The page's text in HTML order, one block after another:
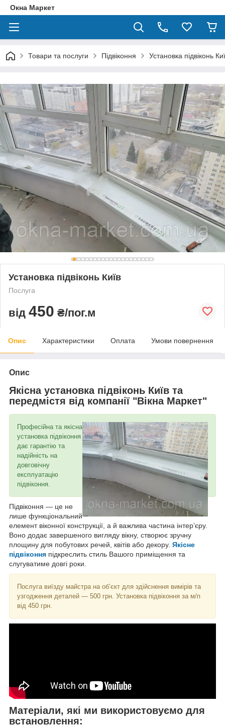
Окна Маркет
Товари та послуги Підвіконня Установка підвіконь
Установка підвіконь Київ
Послуга
від 450 ₴/пог.м
Опис Характеристики Оплата Умови повернення
Опис
Якісна установка підвіконь Київ та
передмістя від компанії "Вікна Маркет"
Професійна та якісна
установка підвіконня
дає гарантію та
надійність на
довговічну
експлуатацію
підвіконня.
Підвіконня — це не
лише функціональний
елемент віконної конструкції, а й важлива частина інтер’єру.
Воно додає завершеного вигляду вікну, створює зручну
площину для побутових речей, квітів або декору. Якісне
підвіконня підкреслить стиль Вашого приміщення та
слугуватиме довгі роки.
Послуга виїзду майстра на об’єкт для здійснення вимірів та
узгодження деталей — 500 грн. Установка підвіконня за м/п
від 450 грн.
Матеріали, які ми використовуємо для
встановлення: